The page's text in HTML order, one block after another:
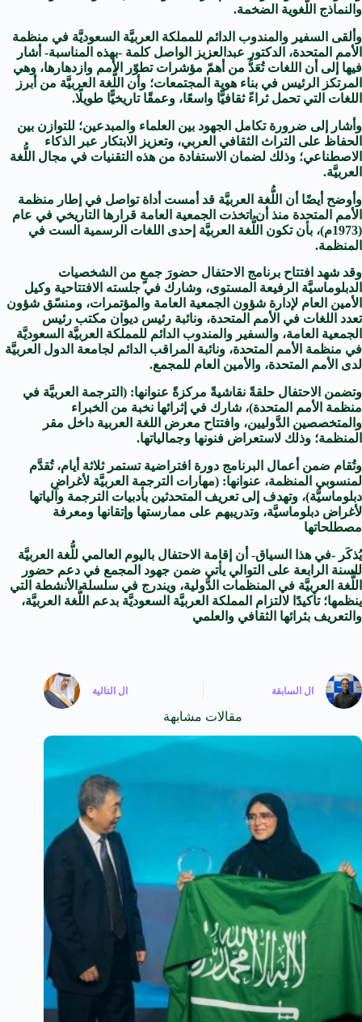
والنماذج اللُّغوية الضخمة.
وألقى السفير والمندوب الدائم للمملكة العربيَّة السعوديَّة في منظمة
الأمم المتحدة، الدكتور عبدالعزيز الواصل كلمة -بهذه المناسبة- أشار
فيها إلى أن اللغات تُعَدُّ من أهمّ مؤشرات تطوّر الأمم وازدهارها، وهي
المرتكز الرئيس في بناء هوية المجتمعات؛ وأن اللُّغة العربيَّة من أبرز
اللغات التي تحمل ثراءً ثقافيًّا واسعًا، وعمقًا تاريخيًّا طويلًا.
وأشار إلى ضرورة تكامل الجهود بين العلماء والمبدعين؛ للتوازن بين
الحفاظ على التراث الثقافي العربي، وتعزيز الابتكار عبر الذكاء
الاصطناعي؛ وذلك لضمان الاستفادة من هذه التقنيات في مجال اللُّغة
العربيَّة.
وأوضح أيضًا أن اللُّغة العربيَّة قد أمست أداة تواصل في إطار منظمة
الأمم المتحدة منذ أن اتخذت الجمعية العامة قرارها التاريخي في عام
(1973م)، بأن تكون اللُّغة العربيَّة إحدى اللغات الرسمية الست في
المنظمة.
وقد شهد افتتاح برنامج الاحتفال حضورَ جمعٍ من الشخصيات
الدبلوماسيَّة الرفيعة المستوى، وشارك في جلسته الافتتاحية وكيل
الأمين العام لإدارة شؤون الجمعية العامة والمؤتمرات، ومنسّق شؤون
تعدد اللغات في الأمم المتحدة، ونائبة رئيس ديوان مكتب رئيس
الجمعية العامة، والسفير والمندوب الدائم للمملكة العربيَّة السعوديَّة
في منظمة الأمم المتحدة، ونائبة المراقب الدائم لجامعة الدول العربيَّة
لدى الأمم المتحدة، والأمين العام للمجمع.
وتضمن الاحتفال حلقةً نقاشيةً مركزةً عنوانها: (الترجمة العربيَّة في
منظمة الأمم المتحدة)، شارك في إثرائها نخبة من الخبراء
والمتخصصين الدَّوليين، وافتتاح معرض اللغة العربية داخل مقر
المنظمة؛ وذلك لاستعراض فنونها وجمالياتها.
وتُقام ضمن أعمال البرنامج دورة افتراضية تستمر ثلاثة أيام، تُقدَّم
لمنسوبي المنظمة، عنوانها: (مهارات الترجمة العربيَّة لأغراض
دبلوماسيَّة)، وتهدف إلى تعريف المتحدثين بأدبيات الترجمة وآلياتها
لأغراض دبلوماسيَّة، وتدريبهم على ممارستها وإتقانها ومعرفة
مصطلحاتها
يُذكَر -في هذا السياق- أن إقامة الاحتفال باليوم العالمي للُّغة العربيَّة
للسنة الرابعة على التوالي يأتي ضمن جهود المجمع في دعم حضور
اللُّغة العربيَّة في المنظمات الدَّولية، ويندرج في سلسلة الأنشطة التي
ينظمها؛ تأكيدًا لالتزام المملكة العربيَّة السعوديَّة بدعم اللُّغة العربيَّة،
والتعريف بثرائها الثقافي والعلمي
ال السابقة ال التالية
مقالات مشابهة